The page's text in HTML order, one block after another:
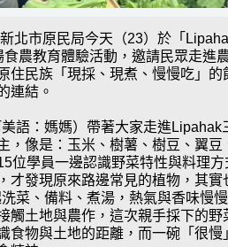
北市原民局今天（23）於「
農教育體驗活動，邀請民眾走進
住民族「現採、現煮、慢慢吃」
連結。
語：媽媽）帶著大家走進Lipahak
，像是：玉米、樹薯、樹豆、翼
位學員一邊認識野菜特性與料理
才發現原來路邊常見的植物，其
菜、備料、煮湯，熱氣與香味慢
觸土地與農作，這次親手採下的
食物與土地的距離，而一碗「很